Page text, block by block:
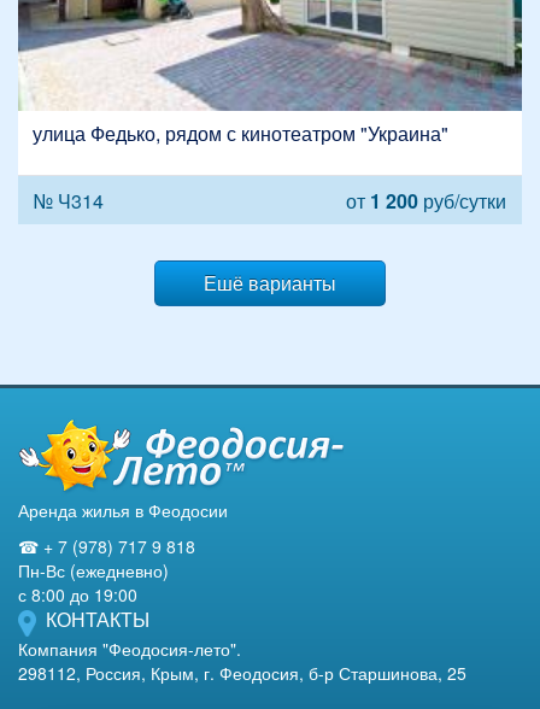
улица Федько, рядом с кинотеатром "Украина"
№ Ч314 от 1 200 руб/сутки
Ешё варианты
Аренда жилья в Феодосии
☎ + 7 (978) 717 9 818
Пн-Вс (ежедневно)
с 8:00 до 19:00
КОНТАКТЫ
Компания "Феодосия-лето".
298112, Россия, Крым, г. Феодосия, б-р Старшинова, 25